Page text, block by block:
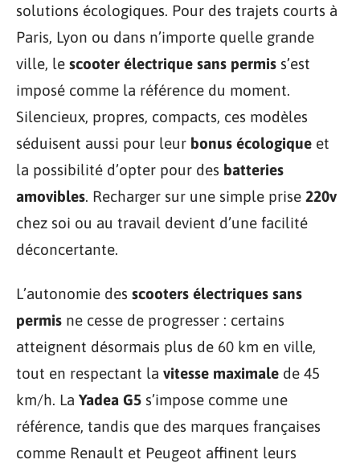
solutions écologiques. Pour des trajets courts à
Paris, Lyon ou dans n’importe quelle grande
ville, le scooter électrique sans permis s’est
imposé comme la référence du moment.
Silencieux, propres, compacts, ces modèles
séduisent aussi pour leur bonus écologique et
la possibilité d’opter pour des batteries
amovibles. Recharger sur une simple prise 220v
chez soi ou au travail devient d’une facilité
déconcertante.
L’autonomie des scooters électriques sans
permis ne cesse de progresser : certains
atteignent désormais plus de 60 km en ville,
tout en respectant la vitesse maximale de 45
km/h. La Yadea G5 s’impose comme une
référence, tandis que des marques françaises
comme Renault et Peugeot affinent leurs